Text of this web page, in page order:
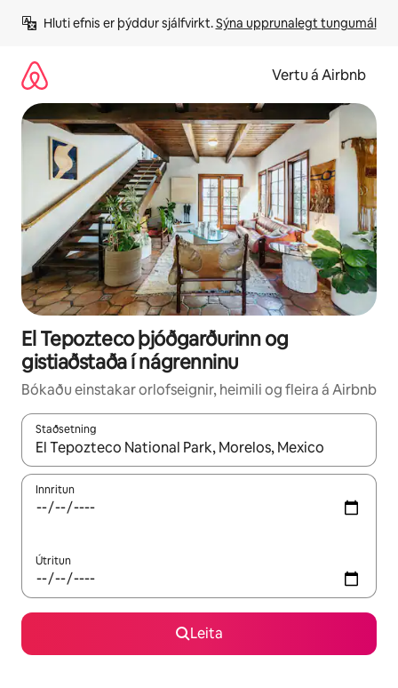
beint
Hluti efnis er þýddur sjálfvirkt. Sýna upprunalegt tungumál
Vertu á Airbnb
El Tepozteco þjóðgarðurinn og
gistiaðstaða í nágrenninu
Bókaðu einstakar orlofseignir, heimili og fleira á Airbnb
Staðsetning
Þegar niðurstöður liggja fyrir skaltu nota upp og niður
Innritun
Útritun
Leita